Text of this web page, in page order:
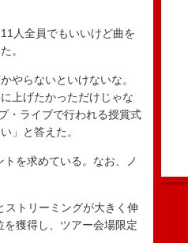
人全員でもいいけど曲を
。
やらないといけないな。
上げたかっただけじゃな
・ライブで行われる授賞式
」と答えた。
を求めている。なお、ノ
トリーミングが大きく伸
獲得し、ツアー会場限定